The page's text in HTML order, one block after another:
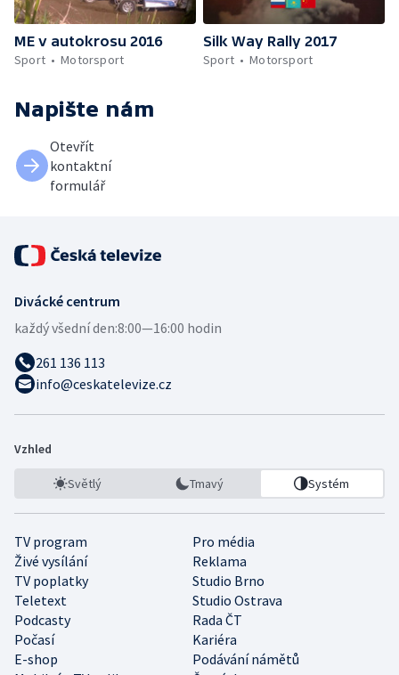
ME v autokrosu 2016
Sport
Motorsport
Silk Way Rally 2017
Sport
Motorsport
Napište nám
Otevřít
kontaktní
formulář
Divácké centrum
každý všední den:8:00—16:00 hodin
261 136 113
info@ceskatelevize.cz
Vzhled
Světlý Tmavý Systém
TV program
Pro média
Živé vysílání
Reklama
TV poplatky
Studio Brno
Teletext
Studio Ostrava
Podcasty
Rada ČT
Počasí
Kariéra
E-shop
Podávání námětů